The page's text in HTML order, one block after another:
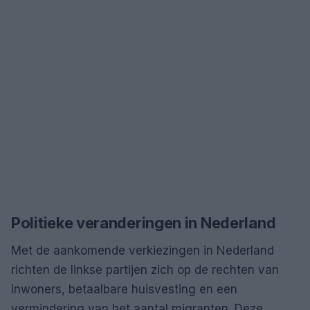
Politieke veranderingen in Nederland
Met de aankomende verkiezingen in Nederland
richten de linkse partijen zich op de rechten van
inwoners, betaalbare huisvesting en een